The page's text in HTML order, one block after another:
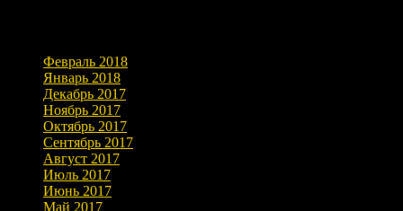
Февраль 2018
Январь 2018
Декабрь 2017
Ноябрь 2017
Октябрь 2017
Сентябрь 2017
Август 2017
Июль 2017
Июнь 2017
Май 2017